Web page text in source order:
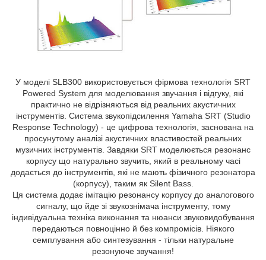
У моделі SLB300 використовується фірмова технологія SRT
Powered System для моделювання звучання і відгуку, які
практично не відрізняються від реальних акустичних
інструментів. Система звукопідсилення Yamaha SRT (Studio
Response Technology) - це цифрова технологія, заснована на
просунутому аналізі акустичних властивостей реальних
музичних інструментів. Завдяки SRT моделюється резонанс
корпусу що натурально звучить, який в реальному часі
додається до інструментів, які не мають фізичного резонатора
(корпусу), таким як Silent Bass.
Ця система додає імітацію резонансу корпусу до аналогового
сигналу, що йде зі звукознімача інструменту, тому
індивідуальна техніка виконання та нюанси звуковидобування
передаються повноцінно й без компромісів. Ніякого
семплування або синтезування - тільки натуральне
резонуюче звучання!